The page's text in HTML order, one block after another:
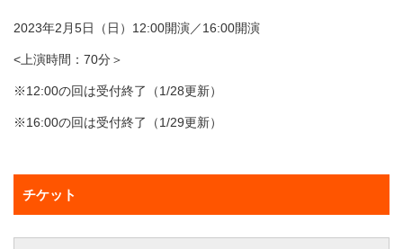
2023年2月5日（日）12:00開演／16:00開演
<上演時間：70分＞
※12:00の回は受付終了（1/28更新）
※16:00の回は受付終了（1/29更新）
チケット